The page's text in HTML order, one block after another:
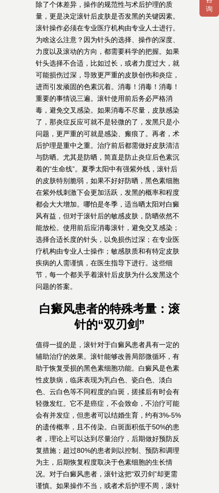
除了个体差异，操作的规范性与术后护理的质
量，更是决定滚针后皮肤是否发黑的关键因素。
滚针操作必须在专业医疗机构由专业人士进行。
为啥这么注意？因为针头的选择、操作的深度、
力度以及滚动的方向，都需要科学的把握。如果
针头选择不合适，比如过长，或者力度过大，就
可能损伤过深，导致更严重的皮肤创伤和炎症，
进而引发顽固的色素沉着。消毒！消毒！消毒！
重要的事情说三遍。滚针使用前后务必严格消
毒，避免交叉感染。如果消毒不尽量，皮肤感染
了，那炎症反应可就不是轻微的了，发黑只是小
问题，更严重的可就是感染、瘢痕了。再者，术
后护理是重中之重。治疗前后都需做好皮肤清洁
与防晒。尤其是防晒，简直是防止炎症后色素沉
着的“生命线”。夏季太阳中有强紫外线，滚针后
的皮肤特别脆弱，如果不好好防晒，黑色素细胞
在紫外线刺激下会更加活跃，发黑的概率和程度
都会大大增加。哪怕是冬季，适当晒太阳对白癜
风有益，但对于滚针后的敏感皮肤，防晒依然不
能放松。使用前后应消毒滚针，避免交叉感染；
选择合适长度的针头，以免损伤过深；在专业医
疗机构由专业人士操作；敏感肤质和有特定皮肤
疾病的人需谨慎，在医生指导下进行。这些细
节，每一个都关乎着滚针后皮肤为什么发黑这个
问题的答案。
白癜风患者的特殊考量：滚
针的“双刃剑”
值得一提的是，滚针对于白癜风患者具有一定的
辅助治疗的效果。滚针能够改善局部微循环，有
助于恢复受损的黑色素细胞功能。白癜风是色素
性皮肤病，临床表现为乳白色、瓷白色、淡白
色、云白色等不同程度的白斑，搓揉后有时会有
轻微发红。它不是癌症，不会致命，不治疗可能
会有并发症，但患者可以结婚生育，约有3%-5%
的遗传概率，且不传染。白斑面积低于50%的患
者，理论上可以达到尽量治疗，后期做好预防反
复措施；超过80%的患者则以控制、预防和调理
为主，后期恢复程度取决于色素细胞的生长情
况。对于白癜风患者，滚针这把“双刃剑”却更需
谨慎。如果操作不当，或者术后护理不周，滚针
询